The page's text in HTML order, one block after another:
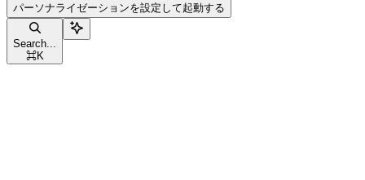
パーソナライゼーションを設定して起動する
Search...
⌘K